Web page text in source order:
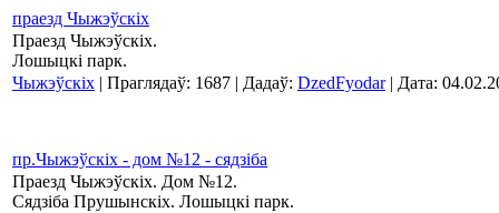
праезд Чыжэўскіх
Праезд Чыжэўскіх.
Лошыцкі парк.
Чыжэўскіх | Праглядаў: 1687 | Дадаў: DzedFyodar| Дата:
пр.Чыжэўскіх - дом №12 - сядзіба
Праезд Чыжэўскіх. Дом №12.
Сядзіба Прушынскіх. Лошыцкі парк.